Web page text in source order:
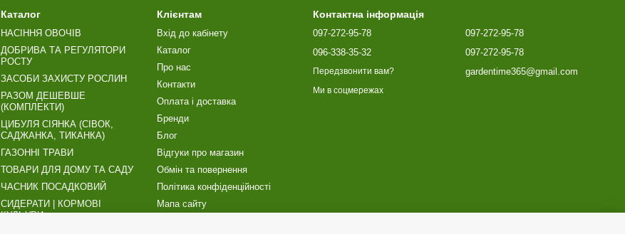
Каталог
НАСІННЯ ОВОЧІВ
ДОБРИВА ТА РЕГУЛЯТОРИ
РОСТУ
ЗАСОБИ ЗАХИСТУ РОСЛИН
РАЗОМ ДЕШЕВШЕ
(КОМПЛЕКТИ)
ЦИБУЛЯ СІЯНКА (СІВОК,
САДЖАНКА, ТИКАНКА)
ГАЗОННІ ТРАВИ
ТОВАРИ ДЛЯ ДОМУ ТА САДУ
ЧАСНИК ПОСАДКОВИЙ
СИДЕРАТИ | КОРМОВІ
КУЛЬУРИ
Клієнтам
Вхід до кабінету
Каталог
Про нас
Контакти
Оплата і доставка
Бренди
Блог
Відгуки про магазин
Обмін та повернення
Політика конфіденційності
Мапа сайту
Контактна інформація
097-272-95-78
096-338-35-32
Передзвонити вам?
097-272-95-78
097-272-95-78
gardentime365@gmail.com
Ми в соцмережах